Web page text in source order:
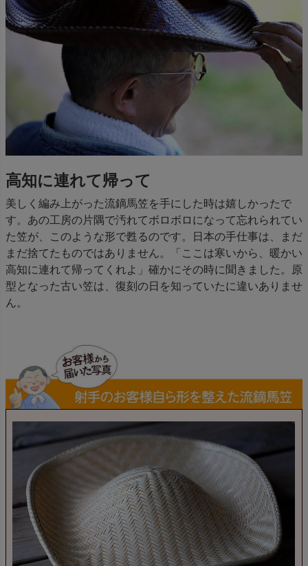
高知に連れて帰って
美しく編み上がった流鏑馬笠を手にした時は嬉しかったで
す。あの工房の片隅で汚れてボロボロになって忘れられてい
た笠が、このような形で甦るのです。日本の手仕事は、まだ
まだ捨てたものではありません。「ここは寒いから、暖かい
高知に連れて帰ってくれよ」確かにその時に聞きました。原
型となった古い笠は、復刻の日を知っていたに違いありませ
ん。